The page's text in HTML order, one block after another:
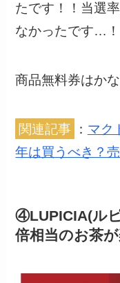
たです！！当選
なかったです…！
商品無料券はか
関連記事 ： マク
年は買うべき？
④LUPICIA(ル
倍相当のお茶